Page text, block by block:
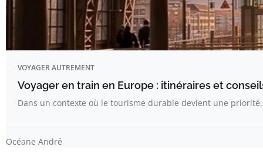
VOYAGER AUTREMENT
Voyager en train en Europe : itinéraires et
Dans un contexte où le tourisme durable devient une
Océane André